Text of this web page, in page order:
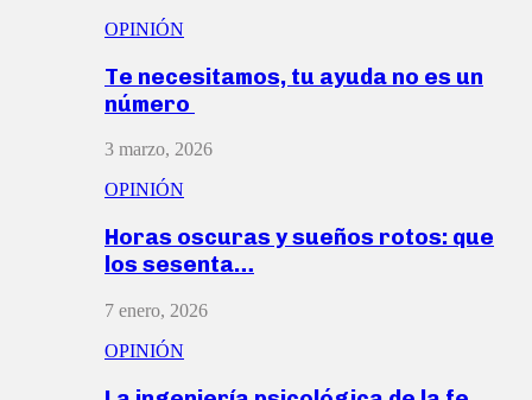
OPINIÓN
Te necesitamos, tu ayuda no es un
número
3 marzo, 2026
OPINIÓN
Horas oscuras y sueños rotos: que
los sesenta…
7 enero, 2026
OPINIÓN